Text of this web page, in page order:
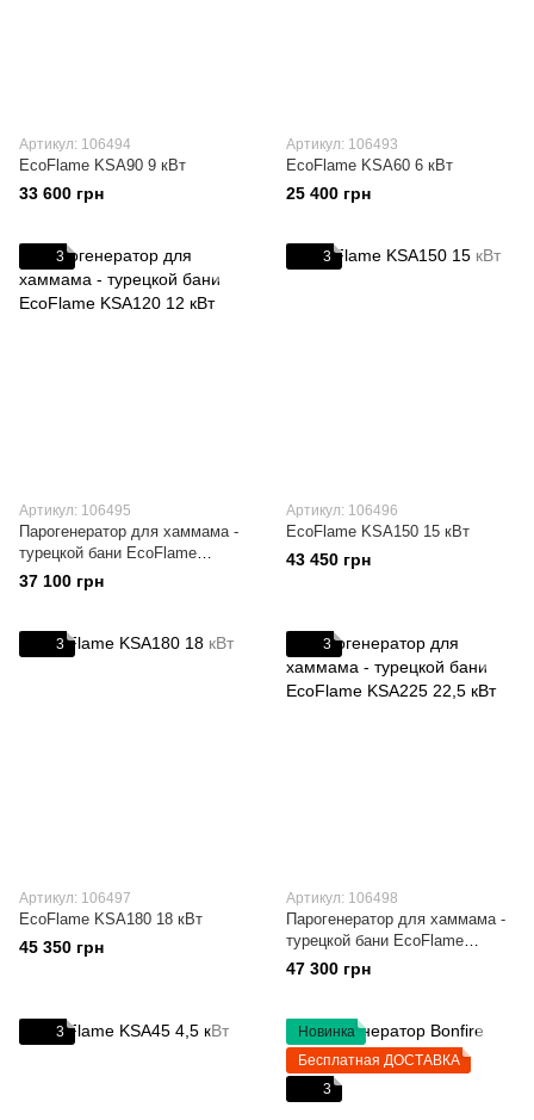
Артикул: 106494
EcoFlame KSA90 9 кВт
33 600 грн
Артикул: 106493
EcoFlame KSA60 6 кВт
25 400 грн
3
Артикул: 106495
Парогенератор для хаммама -
турецкой бани EcoFlame
KSA120 12 кВт
37 100 грн
3
Артикул: 106496
EcoFlame KSA150 15 кВт
43 450 грн
3
Артикул: 106497
EcoFlame KSA180 18 кВт
45 350 грн
3
Артикул: 106498
Парогенератор для хаммама -
турецкой бани EcoFlame
KSA225 22,5 кВт
47 300 грн
3
Новинка
Бесплатная ДОСТАВКА
3